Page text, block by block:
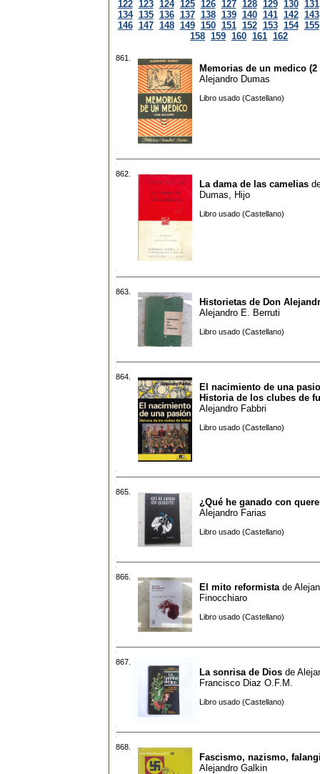
122 123 124 125 126 127 128 129 130 131
134 135 136 137 138 139 140 141 142 143
146 147 148 149 150 151 152 153 154 155
158 159 160 161 162
861.
Memorias de un medico (2
Alejandro Dumas
Libro usado (Castellano)
862.
La dama de las camelias
Dumas, Hijo
Libro usado (Castellano)
863.
Historietas de Don
Alejandro E. Berruti
Libro usado (Castellano)
864.
El nacimiento de una
Historia de los clubes de
Alejandro Fabbri
Libro usado (Castellano)
865.
¿Qué he ganado con
Alejandro Farias
Libro usado (Castellano)
866.
El mito reformista de
Finocchiaro
Libro usado (Castellano)
867.
La sonrisa de Dios de
Francisco Diaz O.F.M.
Libro usado (Castellano)
868.
Fascismo, nazismo,
Alejandro Galkin